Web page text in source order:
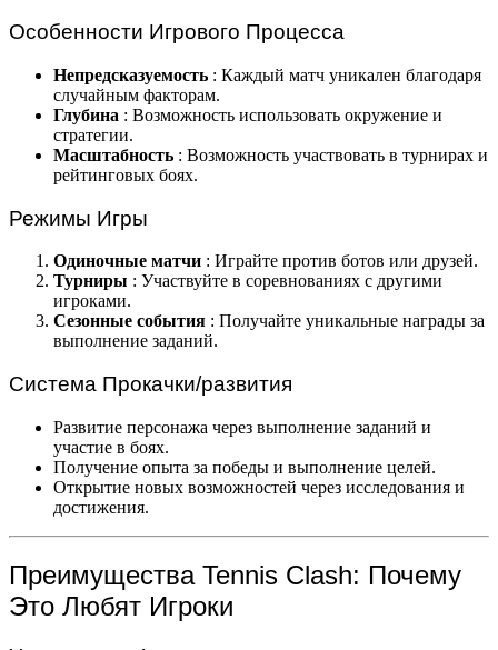
Особенности Игрового Процесса
Непредсказуемость : Каждый матч уникален благодаря
случайным факторам.
Глубина : Возможность использовать окружение и
стратегии.
Масштабность : Возможность участвовать в турнирах и
рейтинговых боях.
Режимы Игры
Одиночные матчи : Играйте против ботов или друзей.
Турниры : Участвуйте в соревнованиях с другими
игроками.
Сезонные события : Получайте уникальные награды за
выполнение заданий.
Система Прокачки/развития
Развитие персонажа через выполнение заданий и
участие в боях.
Получение опыта за победы и выполнение целей.
Открытие новых возможностей через исследования и
достижения.
Преимущества Tennis Clash: Почему
Это Любят Игроки